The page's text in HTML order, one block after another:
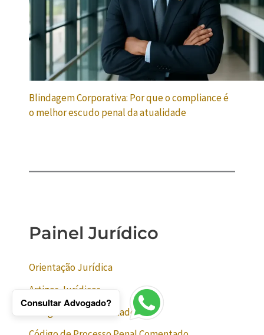
Blindagem Corporativa: Por que o compliance é
o melhor escudo penal da atualidade
Painel Jurídico
Orientação Jurídica
Artigos Jurídicos
Código Penal Comentado
Consultar Advogado?